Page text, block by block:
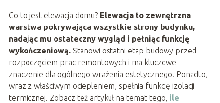
Co to jest elewacja domu? Elewacja to zewnętrzna
warstwa pokrywająca wszystkie strony budynku,
nadając mu ostateczny wygląd i pełniąc funkcję
wykończeniową.Stanowi ostatni etap budowy przed
rozpoczęciem prac remontowych i ma kluczowe
znaczenie dla ogólnego wrażenia estetycznego. Ponadto,
wraz z właściwym ociepleniem, spełnia funkcję izolacji
termicznej. Zobacz też artykuł na temat tego, ile